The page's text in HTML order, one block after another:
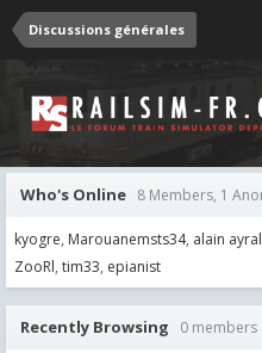
Discussions générales
Who's Online 8 Members, 1
kyogre Marouanemsts34 alain ayral
ZooRl tim33 epianist
Recently Browsing 0 members